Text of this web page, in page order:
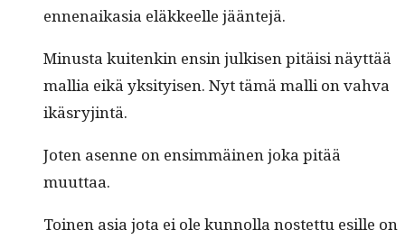
ennenaika­sia eläk­keelle jääntejä.
Minus­ta kuitenkin ensin julkisen pitäisi näyt­tää
mallia eikä yksi­tyisen. Nyt tämä malli on vah­va
ikäsryjintä.
Joten asenne on ensim­mäi­nen joka pitää
muuttaa.
Toinen asia jota ei ole kun­nol­la nos­tet­tu esille on